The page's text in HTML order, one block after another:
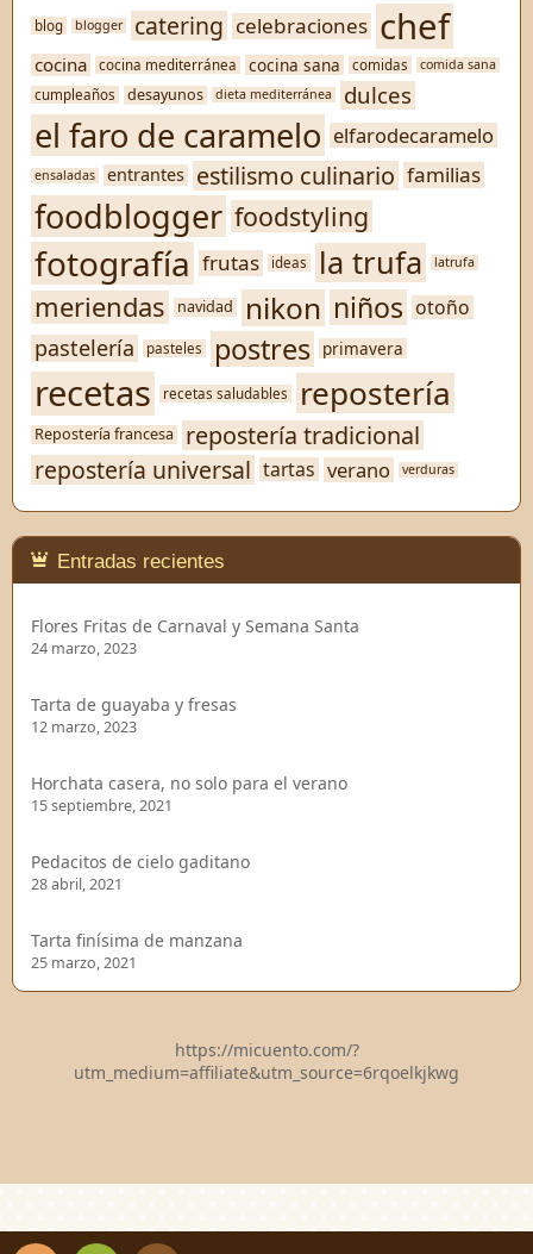
blog blogger catering celebraciones chef
cocina cocina mediterránea cocina sana comidas comida sana
cumpleaños desayunos dieta mediterránea dulces
el faro de caramelo elfarodecaramelo
ensaladas entrantes estilismo culinario familias
foodblogger foodstyling
fotografía frutas ideas la trufa latrufa
meriendas navidad nikon niños otoño
pastelería pasteles postres primavera
recetas recetas saludables repostería
Repostería francesa
repostería tradicional
repostería universal tartas verano verduras
Entradas recientes
Flores Fritas de Carnaval y Semana Santa
24 marzo, 2023
Tarta de guayaba y fresas
12 marzo, 2023
Horchata casera, no solo para el verano
15 septiembre, 2021
Pedacitos de cielo gaditano
28 abril, 2021
Tarta finísima de manzana
25 marzo, 2021
https://micuento.com/?
utm_medium=affiliate&utm_source=6rqoelkjkwg